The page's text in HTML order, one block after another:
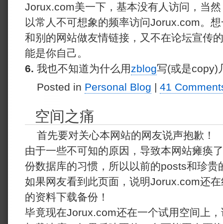
Jorux.com美一下，基本没有人访问，当
以常人不可想象的频率访问Jorux.com。
和别的网站做友情链接，又不在论坛宣传
能是你自己。
6. 我也不知道为什么用zblog写(或是copy)
Posted in Personal Blog |41
空间之痛
首先要对关心本网站的网友说声抱歉！
由于一些不可知的原因，导致本网站瘫痪
份数据库的习惯，所以以前的posts和珍贵
如果网友看到此页面，说明Jorux.com还
的资料下载备份！
毕竟现在Jorux.com还在一个试用空间上